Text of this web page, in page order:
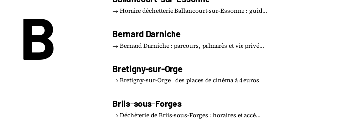
B → Horaire déchetterie Ballancourt-sur-Essonne : guid…
Bernard Darniche
→ Bernard Darniche : parcours, palmarès et vie privé…
Bretigny-sur-Orge
→ Bretigny-sur-Orge : des places de cinéma à 4 euros
Briis-sous-Forges
→ Déchèterie de Briis-sous-Forges : horaires et accè…